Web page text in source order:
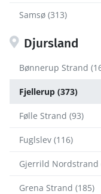
Samsø (313)
Djursland
Bønnerup Strand
Fjellerup (373)
Følle Strand (93)
Fuglslev (116)
Gjerrild Nordstrand
Grena Strand (185)